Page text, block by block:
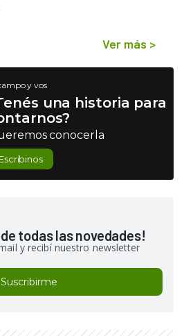
Ver más >
y vos
una historia para
conocerla
Escribinos
todas las novedades!
y recibí nuestro newsletter
Suscribirme